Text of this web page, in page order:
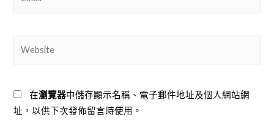
在瀏覽器中儲存顯示名稱、電子郵件地址及個人網站網
址，以供下次發佈留言時使用。